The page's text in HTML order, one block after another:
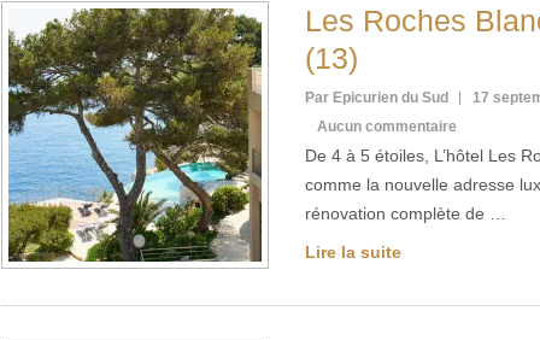
Les Roches
(13)
Par Epicurien du Sud
17
Aucun commentaire
De 4 à 5 étoiles, L’hôtel Les
comme la nouvelle adresse
rénovation complète de …
Lire la suite